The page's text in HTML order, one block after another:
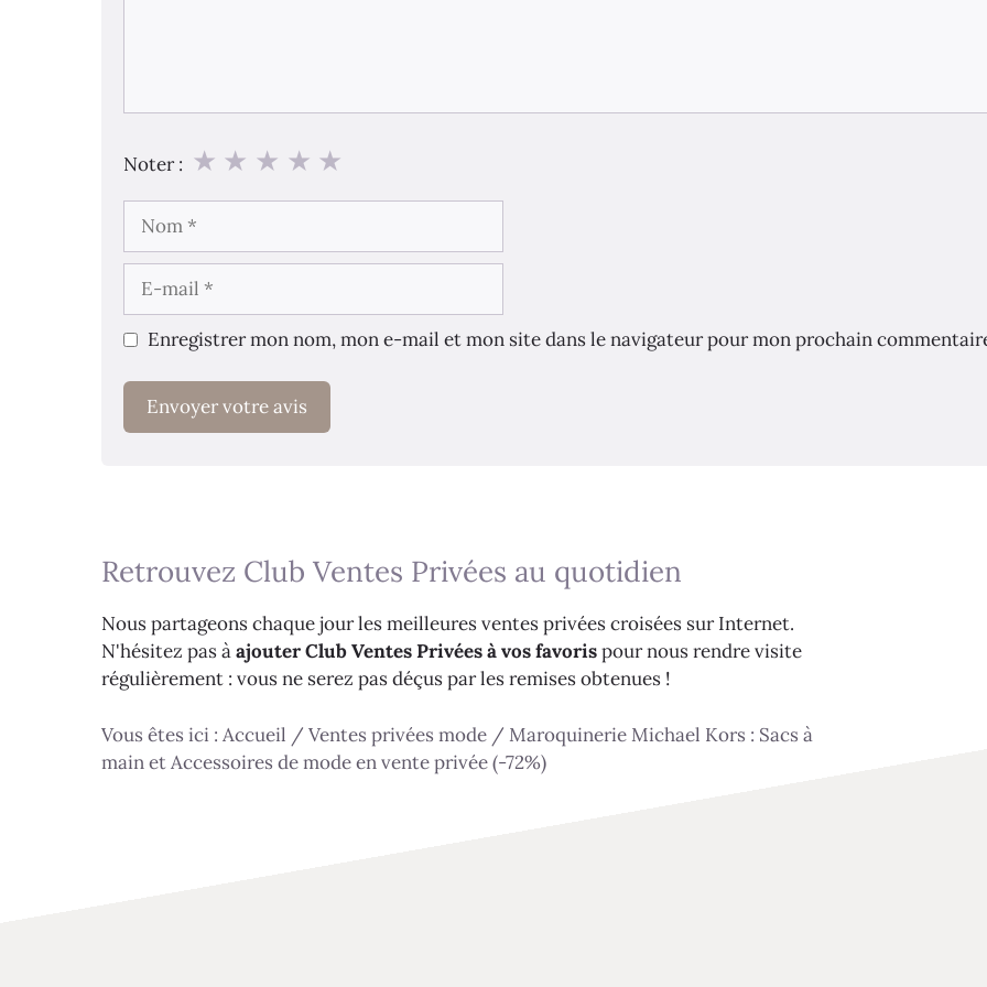
Noter : ★
★
★
★
★
mail
Enregistrer mon nom, mon e-mail et mon site dans le navigateur pour mon prochain
Retrouvez Club Ventes Privées au quotidien
Nous partageons chaque jour les meilleures ventes privées croisées sur Internet.
N'hésitez pas àajouter Club Ventes Privées à vos favorispour nous rendre visite
régulièrement : vous ne serez pas déçus par les remises obtenues !
Vous êtes ici : Accueil / Ventes privées mode / Maroquinerie Michael Kors : Sacs à
main et Accessoires de mode en vente privée (-72%)